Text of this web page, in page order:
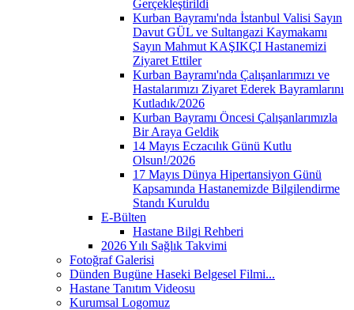
Gerçekleştirildi
Kurban Bayramı'nda İstanbul Valisi Sayın
Davut GÜL ve Sultangazi Kaymakamı
Sayın Mahmut KAŞIKÇI Hastanemizi
Ziyaret Ettiler
Kurban Bayramı'nda Çalışanlarımızı ve
Hastalarımızı Ziyaret Ederek Bayramlarını
Kutladık/2026
Kurban Bayramı Öncesi Çalışanlarımızla
Bir Araya Geldik
14 Mayıs Eczacılık Günü Kutlu
Olsun!/2026
17 Mayıs Dünya Hipertansiyon Günü
Kapsamında Hastanemizde Bilgilendirme
Standı Kuruldu
E-Bülten
Hastane Bilgi Rehberi
2026 Yılı Sağlık Takvimi
Fotoğraf Galerisi
Dünden Bugüne Haseki Belgesel Filmi...
Hastane Tanıtım Videosu
Kurumsal Logomuz